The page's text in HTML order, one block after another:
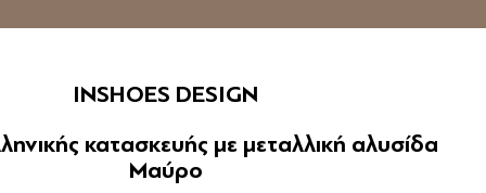
INSHOES DESIGN
κατασκευής με μεταλλική αλυσίδα
Μαύρο